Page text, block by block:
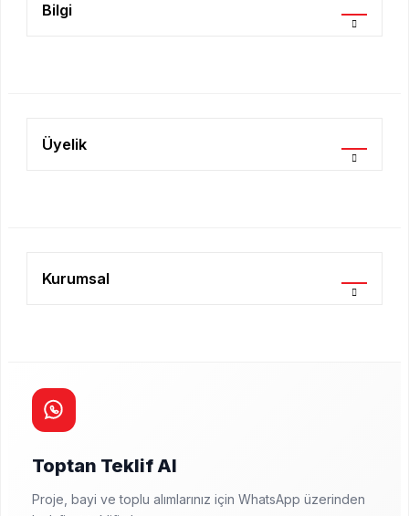
Bilgi
Üyelik
Kurumsal
Toptan Teklif Al
Proje, bayi ve toplu alımlarınız için WhatsApp üzerinden